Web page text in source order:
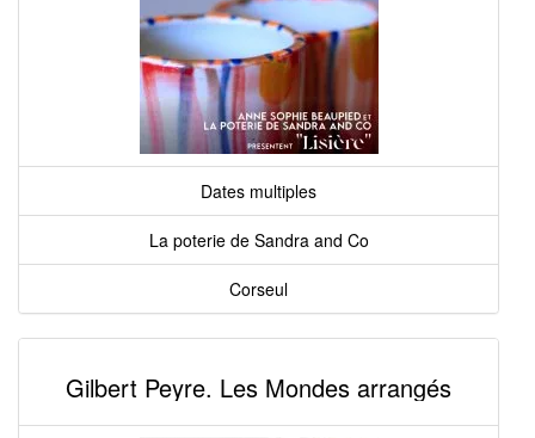
Dates multiples
La poterie de Sandra and Co
Corseul
Gilbert Peyre. Les Mondes arrangés